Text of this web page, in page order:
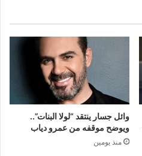
وائل جسار ينتقد “لولا البنات”..
ويوضح موقفه من عمرو دياب
منذ يومين